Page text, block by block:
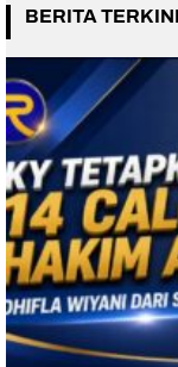
BERITA TERKINI